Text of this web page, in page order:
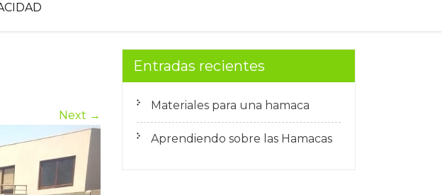
Next →
Entradas recientes
Materiales para una hamaca
Aprendiendo sobre las Hamacas